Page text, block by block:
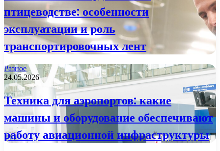
птицеводстве: особенности
эксплуатации и роль
транспортировочных лент
Разное
24.05.2026
Техника для аэропортов: какие
машины и оборудование обеспечивают
работу авиационной инфраструктуры